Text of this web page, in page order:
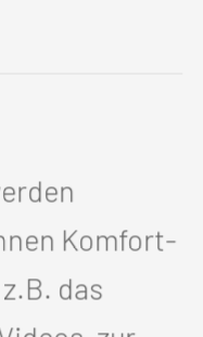
in
der einzigen
desKomfort-
das